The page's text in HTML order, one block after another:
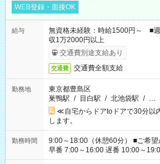
WEB登録・面接OK
給与
無資格未経験：時給1500円～ ■
収1万2000円以上
交通費別途支給あり
交通費 交通費全額支給
勤務地
東京都豊島区
巣鴨駅 / 目白駅 / 北池袋駅 / …
≪自宅からドアtoドアで30分以
します。
勤務時間
9:00～18:00（休憩60分） ■ご希望があれば下記シフトもOK！
早番 7:00～16:00 遅番 10:00～19:00
と休みを合わせたい」 「余裕を持